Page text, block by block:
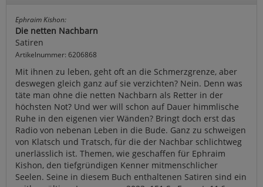
Ephraim Kishon:
Die netten Nachbarn
Satiren
Artikelnummer: 6206868
Mit ihnen zu leben, geht oft an die Schmerzgrenze, aber
deswegen gleich ganz auf sie verzichten? Nein. Denn was
täte man ohne die netten Nachbarn als Retter in der
höchsten Not? Und wer will schon auf Dauer himmlische
Ruhe in den eigenen vier Wänden? Bringt doch erst das
Radio von nebenan Leben in die Bude. Ganz zu schweigen
von Klatsch und Tratsch, für die der Nachbar schlichtweg
unerlässlich ist. Themen, wie geschaffen für Ephraim
Kishon, den tiefgründigen Kenner mitmenschlicher
Seelen. Seine in diesem Buch enthaltenen Satiren sind ein